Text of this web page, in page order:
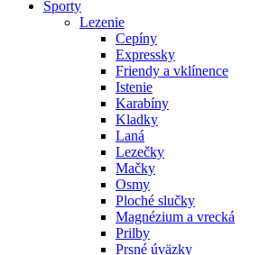
Športy
Lezenie
Cepíny
Expressky
Friendy a vklínence
Istenie
Karabíny
Kladky
Laná
Lezečky
Mačky
Osmy
Ploché slučky
Magnézium a vrecká
Prilby
Prsné úväzky